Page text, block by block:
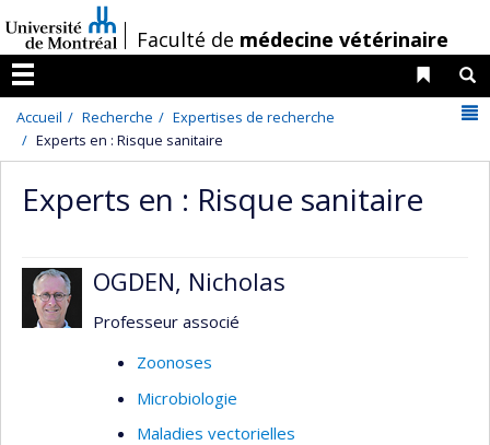
au
contenu
/Faculté de médecine vétérinaire
Menu
Liens
Accueil Recherche
Expertises de recherche
Experts en : Risque sanitaire
Experts en : Risque sanitaire
OGDEN, Nicholas
Professeur associé
Zoonoses
Microbiologie
Maladies vectorielles